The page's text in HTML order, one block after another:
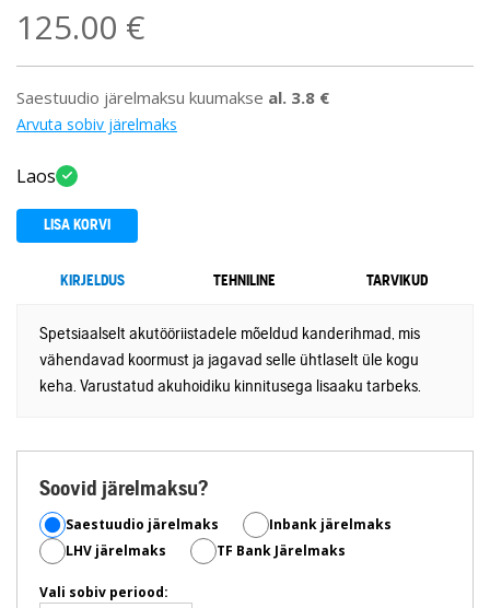
125.00 €
Saestuudio järelmaksu kuumakse al. 3.8 €
Arvuta sobiv järelmaks
Laos
LISA KORVI
KIRJELDUS TEHNILINE TARVIKUD
Spetsiaalselt akutööriistadele mõeldud kanderihmad, mis
vähendavad koormust ja jagavad selle ühtlaselt üle kogu
keha. Varustatud akuhoidiku kinnitusega lisaaku tarbeks.
Soovid järelmaksu?
Saestuudio järelmaks
Inbank järelmaks
LHV järelmaks
TF Bank Järelmaks
Vali sobiv periood: